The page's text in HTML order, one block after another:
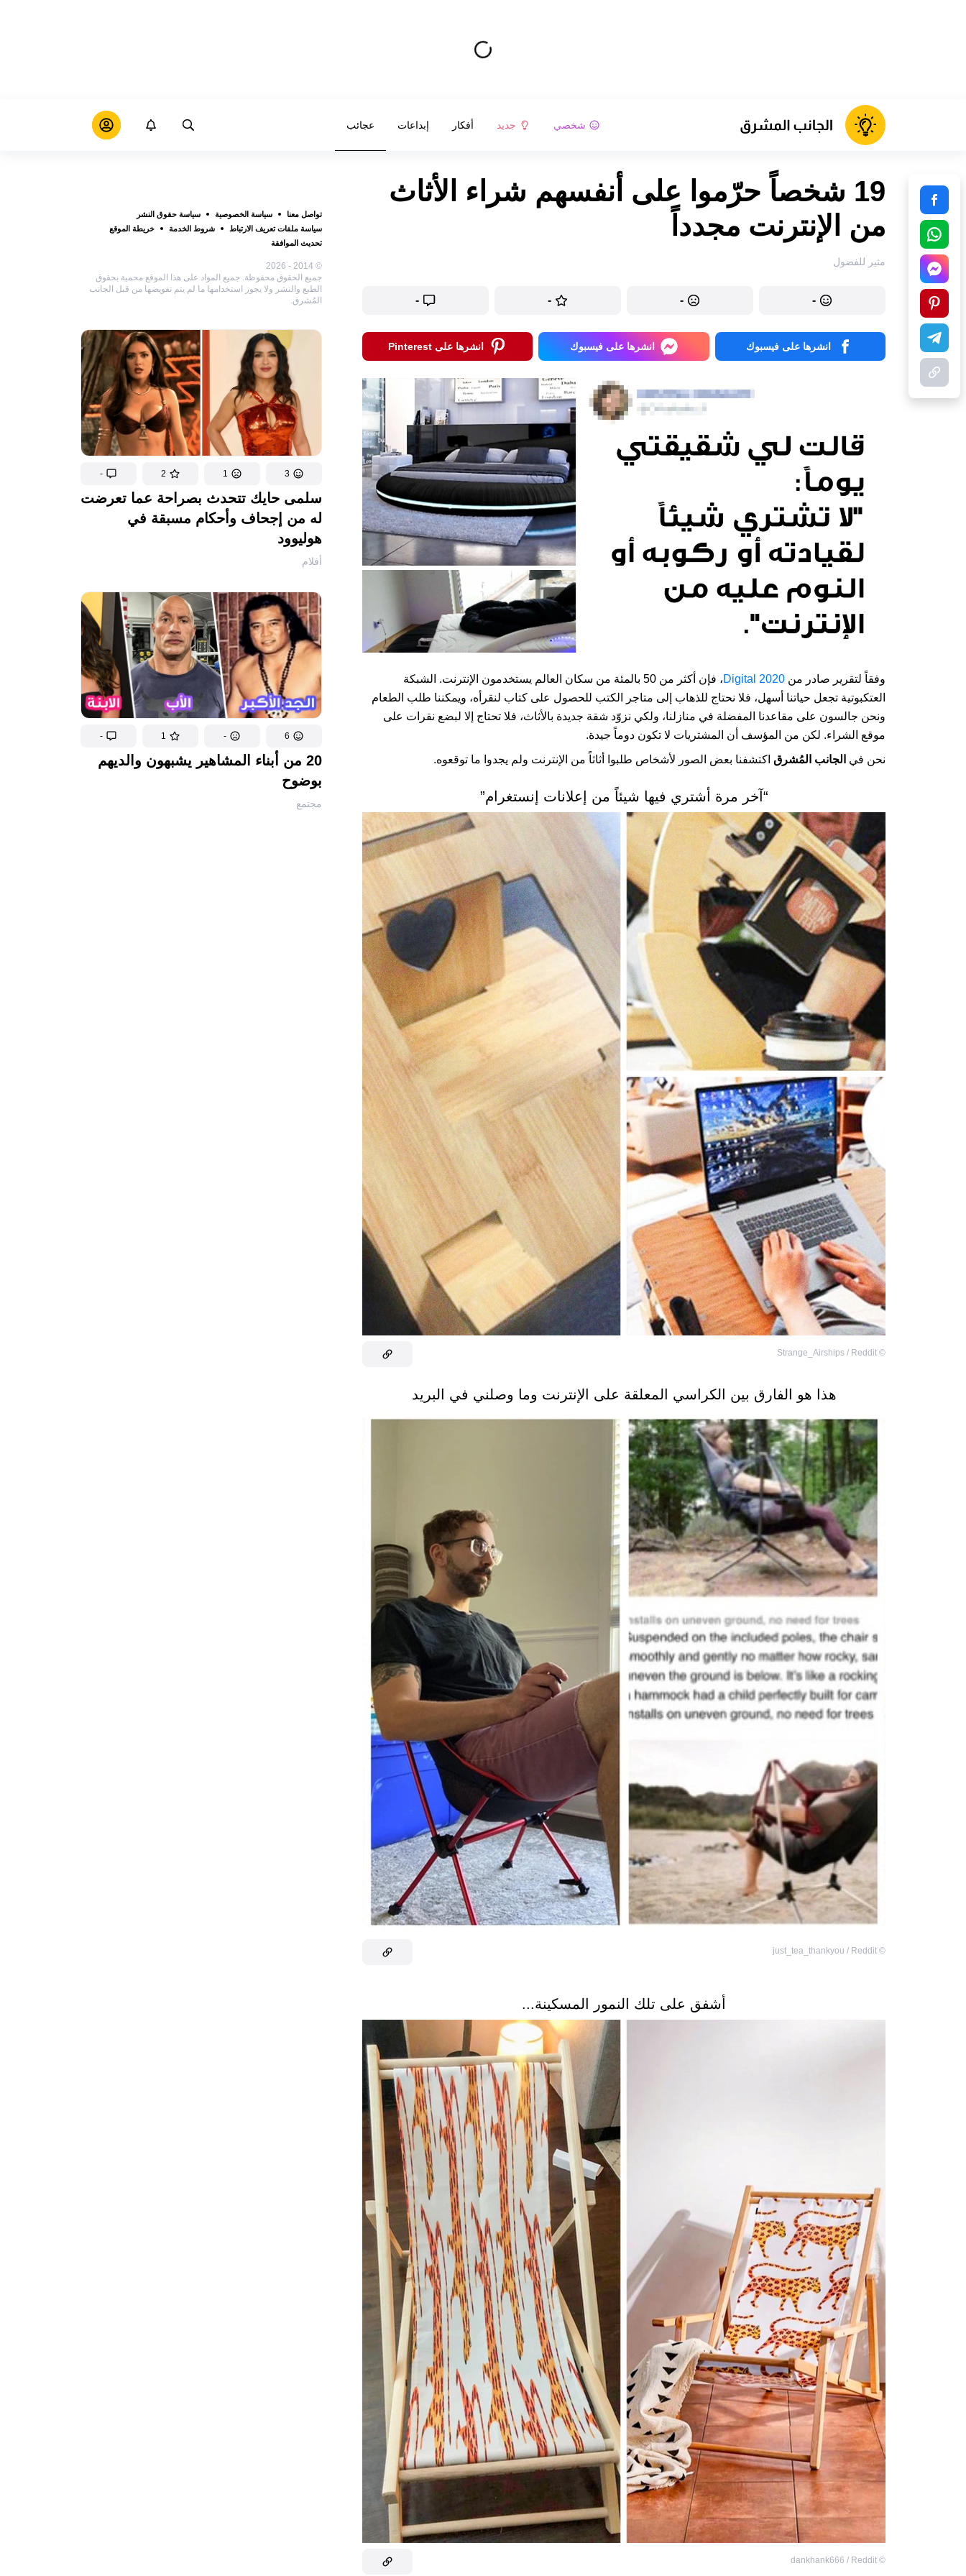
شخصي جديد أفكار إبداعات عجائب
تواصل معنا سياسة الخصوصية
سياسة حقوق النشر
سياسة ملفات تعريف الارتباط
شروط الخدمة
خريطة الموقع
تحديث الموافقة
© 2014 - 2026
جميع الحقوق محفوظة. جميع المواد على هذا الموقع محمية بحقوق
الطبع والنشر ولا يجوز استخدامها ما لم يتم تفويضها من قبل الجانب
المُشرق.
3
1
2
-
سلمى حايك تتحدث بصراحة عما تعرضت
له من إجحاف وأحكام مسبقة في
هوليوود
أفلام
6
-
1
-
20 من أبناء المشاهير يشبهون والديهم
بوضوح
مجتمع
19 شخصاً حرّموا على أنفسهم شراء الأثاث
من الإنترنت مجدداً
مثير للفضول
-
-
-
-
انشرها على فيسبوك انشرها على فيسبوك انشرها على Pinterest
وفقاً لتقرير صادر من Digital 2020
، فإن أكثر من 50 بالمئة من سكان العالم يستخدمون الإنترنت. الشبكة
العتكبوتية تجعل حياتنا أسهل، فلا نحتاج للذهاب إلى متاجر الكتب للحصول على كتاب لنقرأه، ويمكننا طلب الطعام
ونحن جالسون على مقاعدنا المفضلة في منازلنا، ولكي نزوّد شقة جديدة بالأثاث، فلا تحتاج إلا لبضع نقرات على
موقع الشراء. لكن من المؤسف أن المشتريات لا تكون دوماً جيدة.
نحن في الجانب المُشرق اكتشفنا بعض الصور لأشخاص طلبوا أثاثاً من الإنترنت ولم يجدوا ما توقعوه.
“آخر مرة أشتري فيها شيئاً من إعلانات إنستغرام”
©
Strange_Airships / Reddit
هذا هو الفارق بين الكراسي المعلقة على الإنترنت وما وصلني في البريد
©
just_tea_thankyou / Reddit
أشفق على تلك النمور المسكينة...
©
dankhank666 / Reddit